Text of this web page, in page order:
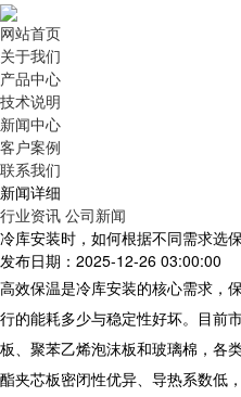
网站首页
关于我们
产品中心
技术说明
新闻中心
客户案例
联系我们
新闻详细
行业资讯 公司新闻
冷库安装时，如何根据不同需求选
发布日期：2025-12-26 03:00:00
高效保温是冷库安装的核心需求，
行的能耗多少与稳定性好坏。目前
板、聚苯乙烯泡沫板和玻璃棉，各
酯夹芯板密闭性优异、导热系数低